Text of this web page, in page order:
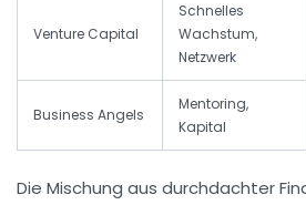
Venture Capital
Schnelles
Wachstum,
Netzwerk
Business Angels
Mentoring,
Kapital
Die Mischung aus durchdachter